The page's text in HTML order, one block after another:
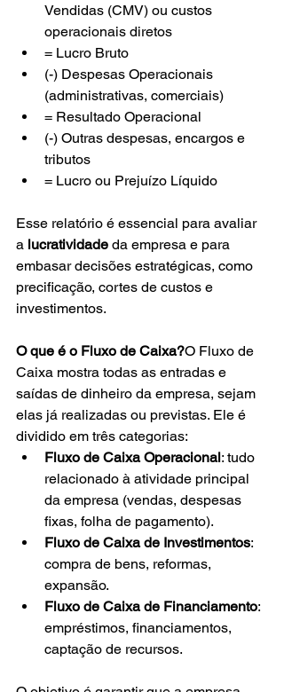
Vendidas (CMV) ou custos
operacionais diretos
= Lucro Bruto
(-) Despesas Operacionais
(administrativas, comerciais)
= Resultado Operacional
(-) Outras despesas, encargos e
tributos
= Lucro ou Prejuízo Líquido
Esse relatório é essencial para avaliar
a lucratividade da empresa e para
embasar decisões estratégicas, como
precificação, cortes de custos e
investimentos.
O que é o Fluxo de Caixa?O Fluxo de
Caixa mostra todas as entradas e
saídas de dinheiro da empresa, sejam
elas já realizadas ou previstas. Ele é
dividido em três categorias:
Fluxo de Caixa Operacional: tudo
relacionado à atividade principal
da empresa (vendas, despesas
fixas, folha de pagamento).
Fluxo de Caixa de Investimentos:
compra de bens, reformas,
expansão.
Fluxo de Caixa de Financiamento:
empréstimos, financiamentos,
captação de recursos.